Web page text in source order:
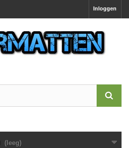
Inloggen
(leeg)